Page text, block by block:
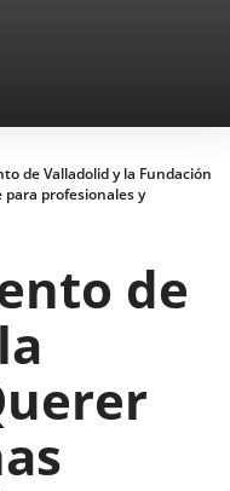
de Valladolid y la Fundación
profesionales y
de